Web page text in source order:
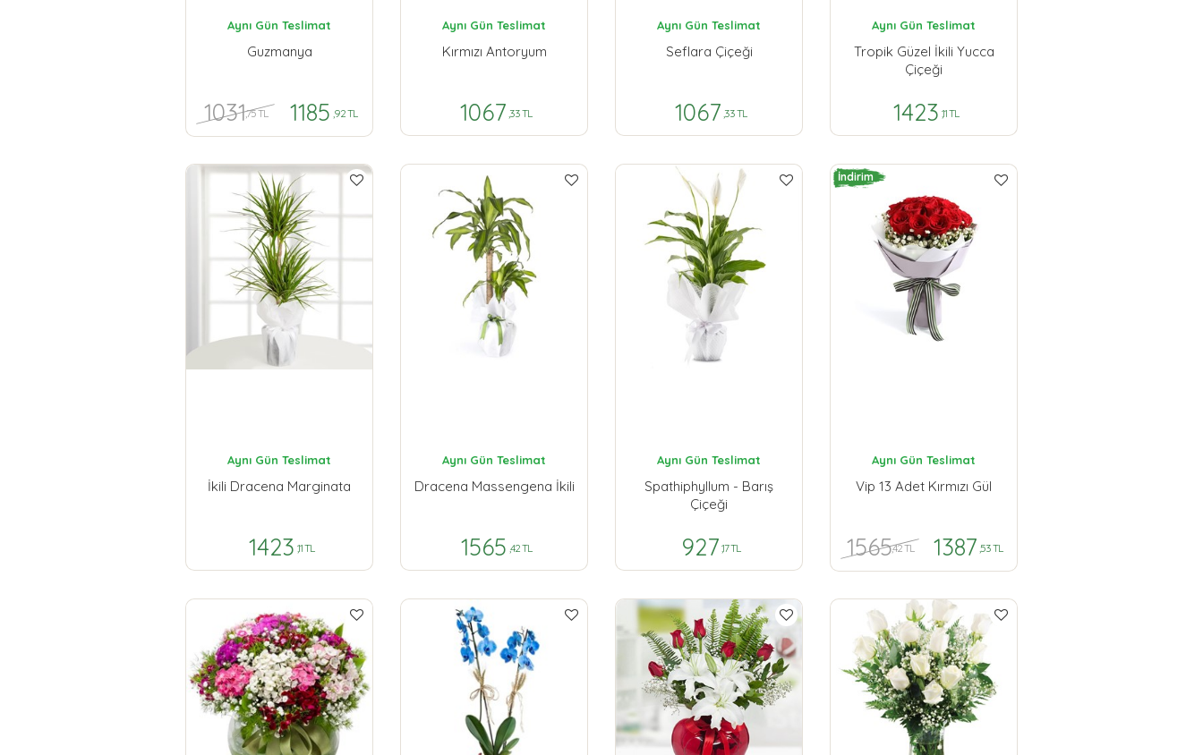
Aynı Gün Teslimat
Guzmanya
1031,75 TL 1185 ,92 TL
Aynı Gün Teslimat
Kırmızı Antoryum
1067 ,33 TL
Aynı Gün Teslimat
Seflara Çiçeği
1067 ,33 TL
Aynı Gün Teslimat
Tropik Güzel İkili Yucca
Çiçeği
1423 ,11 TL
Aynı Gün Teslimat
İkili Dracena Marginata
1423 ,11 TL
Aynı Gün Teslimat
Dracena Massengena İkili
1565 ,42 TL
Aynı Gün Teslimat
Spathiphyllum - Barış
Çiçeği
927 ,17 TL
İndirim
Aynı Gün Teslimat
Vip 13 Adet Kırmızı Gül
1565,42 TL 1387 ,53 TL